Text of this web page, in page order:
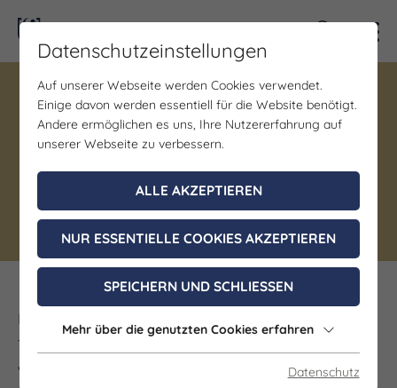
Gastronomie
Gasthaus "Zum Goldenen
Roß"
Uhlstädt-Kirchhasel OT Uhlstädt
Deutsche Küche
Die Gaststätte Goldenes Ross in Uhlstädt in
Thüringen bietet Unterkünfte mit kostenfreiem
WLAN und kostenfreie Privatparkplätze.
Datenschutzeinstellungen
Auf unserer Webseite werden Cookies verwendet.
Einige davon werden essentiell für die Website benötigt.
Andere ermöglichen es uns, Ihre Nutzererfahrung auf
unserer Webseite zu verbessern.
ALLE AKZEPTIEREN
NUR ESSENTIELLE COOKIES AKZEPTIEREN
SPEICHERN UND SCHLIESSEN
Mehr über die genutzten Cookies erfahren
Datenschutz